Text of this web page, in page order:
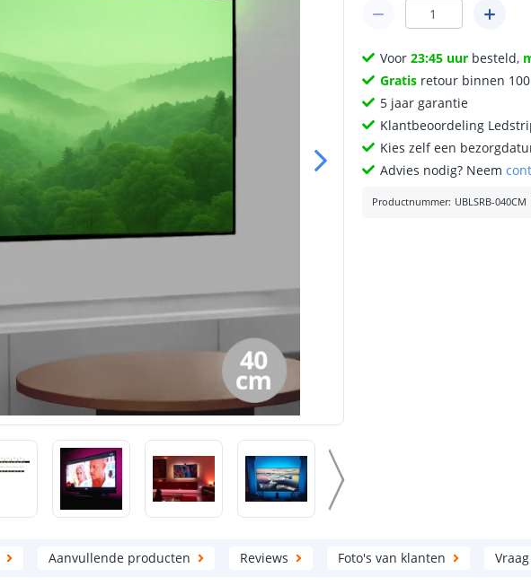
Voor23:45 uur besteld,
Gratis retour binnen
5 jaar garantie
Klantbeoordeling
Kies zelf een
Advies nodig? Neem
Productnummer: UBLSRB-040CM
Aanvullende producten Reviews Foto's van klanten